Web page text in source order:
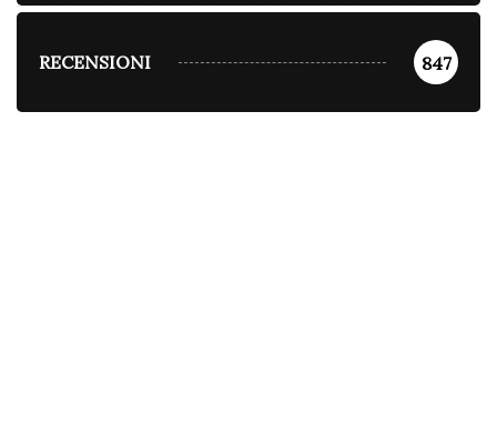
RECENSIONI 847